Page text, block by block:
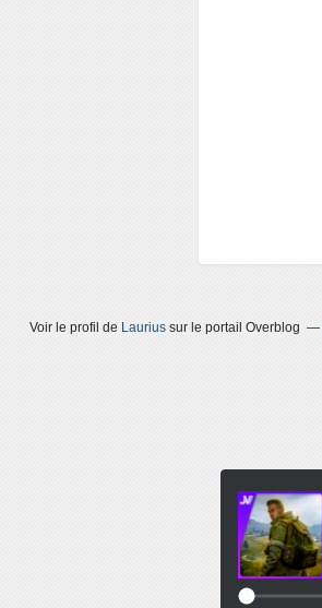
Voir le profil de Lauriussur le portail Overblog